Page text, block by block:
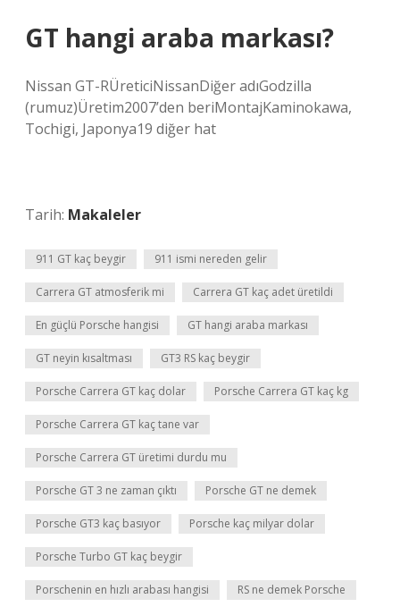
GT hangi araba markası?
Nissan GT-RÜreticiNissanDiğer adıGodzilla
(rumuz)Üretim2007’den beriMontajKaminokawa,
Tochigi, Japonya19 diğer hat
Tarih: Makaleler
911 GT kaç beygir 911 ismi nereden gelir
Carrera GT atmosferik mi Carrera GT kaç adet üretildi
En güçlü Porsche hangisi GT hangi araba markası
GT neyin kısaltması GT3 RS kaç beygir
Porsche Carrera GT kaç dolar Porsche Carrera GT kaç kg
Porsche Carrera GT kaç tane var
Porsche Carrera GT üretimi durdu mu
Porsche GT 3 ne zaman çıktı Porsche GT ne demek
Porsche GT3 kaç basıyor Porsche kaç milyar dolar
Porsche Turbo GT kaç beygir
Porschenin en hızlı arabası hangisi RS ne demek Porsche